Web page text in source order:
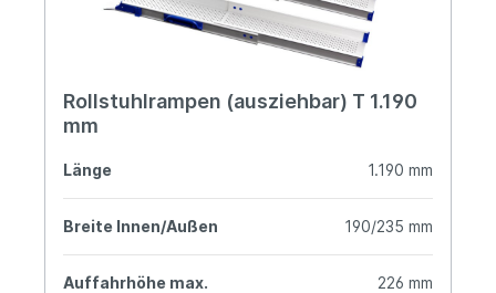
Rollstuhlrampen (ausziehbar) T 1.190
mm
Länge 1.190 mm
Breite Innen/Außen 190/235 mm
Auffahrhöhe max. 226 mm